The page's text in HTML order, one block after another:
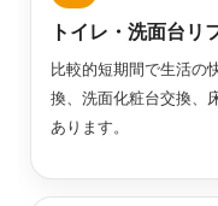
トイレ・洗面台リ
比較的短期間で生活の
換、洗面化粧台交換、
あります。